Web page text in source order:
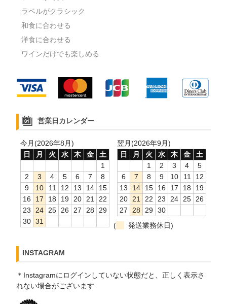
ラベルがクラシック
和食に合わせる
洋食に合わせる
ワインだけでも楽しめる
営業日カレンダー
今月(2026年8月)
日
月 火 水 木 金
土
1
2
3 4 5 6 7
8
9
10 11 12 13 14
15
16
17 18 19 20 21
22
23
24 25 26 27 28
29
30 31
翌月(2026年9月)
日
月 火 水 木 金
土
1
2 3 4
5
6
7 8 9 10 11
12
13
14 15 16 17 18
19
20
21 22 23 24 25
26
27
28 29
30
(
発送業務休日)
INSTAGRAM
＊Instagramにログインしていない状態だと、正しく表示さ
れない場合がございます